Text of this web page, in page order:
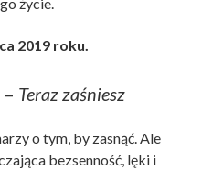
2019 roku.
Teraz zaśniesz
o tym, by zasnąć. Ale
bezsenność, lęki i